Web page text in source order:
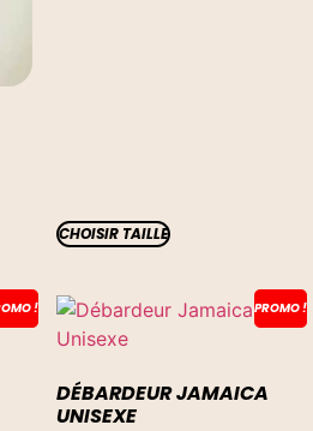
CHOISIR TAILLE
! PROMO !
DÉBARDEUR JAMAICA
UNISEXE